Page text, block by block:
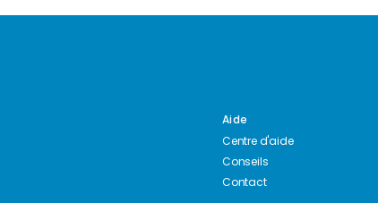
Aide
Centre d'aide
Conseils
Contact